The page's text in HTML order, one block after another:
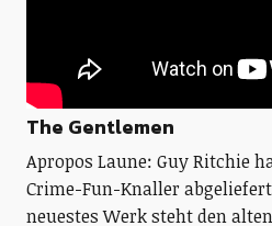
The Gentlemen
Apropos Laune: Guy Ritchie
Crime-Fun-Knaller
neuestes Werk steht den